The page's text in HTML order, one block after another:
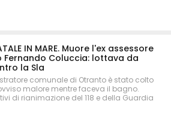
IN MARE. Muore l'ex assessore
Fernando Coluccia: lottava da
la Sla
comunale di Otranto è stato colto
malore mentre faceva il bagno.
di rianimazione del 118 e della Guardia